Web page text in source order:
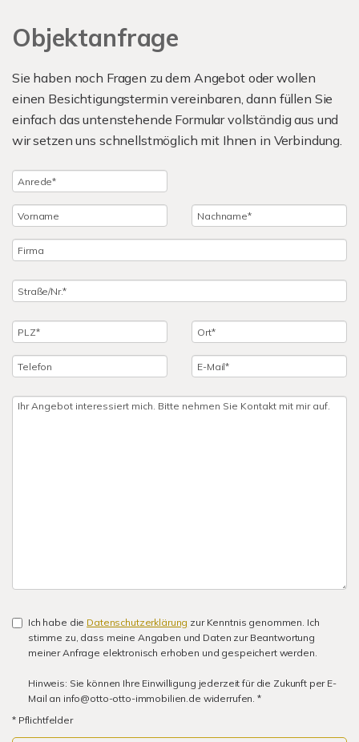
Objektanfrage
Sie haben noch Fragen zu dem Angebot oder wollen
einen Besichtigungstermin vereinbaren, dann füllen Sie
einfach das untenstehende Formular vollständig aus und
wir setzen uns schnellstmöglich mit Ihnen in Verbindung.
Ich habe die Datenschutzerklärung zur Kenntnis genommen. Ich
stimme zu, dass meine Angaben und Daten zur Beantwortung
meiner Anfrage elektronisch erhoben und gespeichert werden.
Hinweis: Sie können Ihre Einwilligung jederzeit für die Zukunft per E-
Mail an info@otto-otto-immobilien.de widerrufen. *
* Pflichtfelder